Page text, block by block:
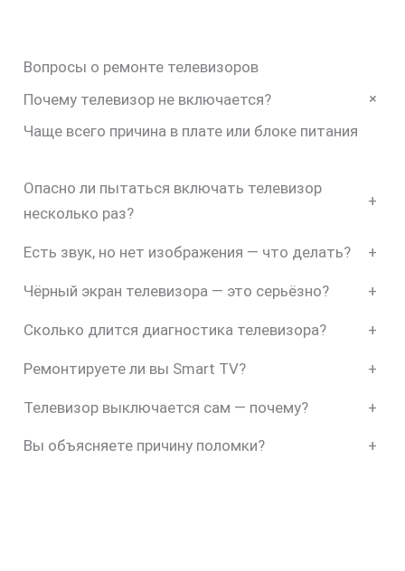
Вопросы о ремонте телевизоров
Почему телевизор не включается?
+
Чаще всего причина в плате или блоке питания
Опасно ли пытаться включать телевизор
несколько раз?
+
Есть звук, но нет изображения — что делать? +
Чёрный экран телевизора — это серьёзно? +
Сколько длится диагностика телевизора? +
Ремонтируете ли вы Smart TV? +
Телевизор выключается сам — почему? +
Вы объясняете причину поломки? +